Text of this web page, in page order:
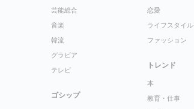
芸能総合
音楽
韓流
グラビア
テレビ
ゴシップ
恋愛
ライフスタイル
ファッション
トレンド
本
教育・仕事